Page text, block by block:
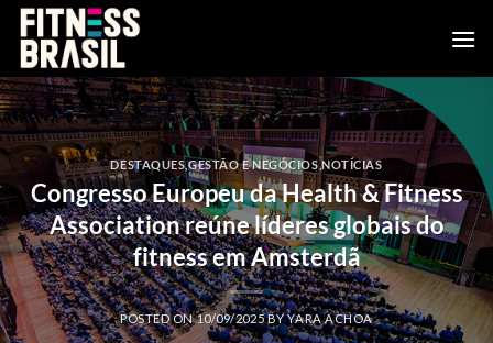
Skip
content
DESTAQUES,GESTÃO E NEGÓCIOS,NOTÍCIAS
Congresso Europeu da Health & Fitness
Association reúne líderes globais do
fitness em Amsterdã
POSTED ON10/09/2025BYYARA ACHOA